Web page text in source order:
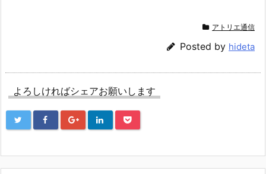
アトリエ通信
Posted by hideta
よろしければシェアお願いします